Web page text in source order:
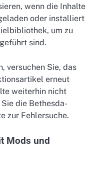
wenn die Inhalte
oder installiert
um zu
sind.
versuchen Sie, das
erneut
weiterhin nicht
die Bethesda-
zur Fehlersuche.
Mods und